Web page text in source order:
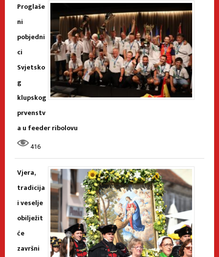
Proglaše
ni
pobjedni
ci
Svjetsko
g
klupskog
prvenstv
a u feeder ribolovu
416
Vjera,
tradicija
i veselje
obilježit
će
završni